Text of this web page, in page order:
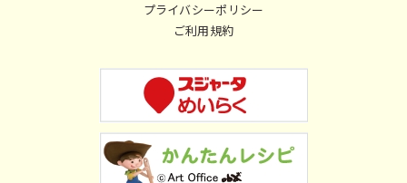
プライバシーポリシー
ご利用規約